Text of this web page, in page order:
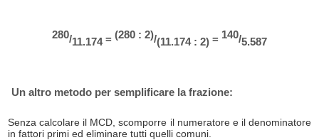
280/11.174 = (280 : 2)/(11.174 : 2) = 140/5.587
Un altro metodo per semplificare la frazione:
Senza calcolare il MCD, scomporre il numeratore e il denominatore
in fattori primi ed eliminare tutti quelli comuni.